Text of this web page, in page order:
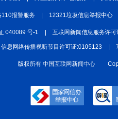
110报警服务 | 12321垃圾信息举报中心
040089 号-1 | 互联网新闻信息服务许
信息网络传播视听节目许可证:0105123 |
版权所有 中国互联网新闻中心